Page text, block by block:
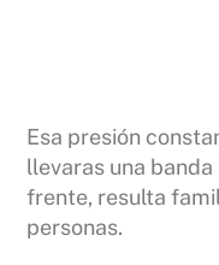
Esa presión
llevaras una
frente, resulta
personas.